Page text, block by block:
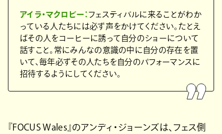
アイラ・マクロビー：フェスティバルに来ることがわか
っている人たちには必ず声をかけてください。たとえ
ばその人をコーヒーに誘って自分のショーについて
話すこと。常にみんなの意識の中に自分の存在を置
いて、毎年必ずその人たちを自分のパフォーマンスに
招待するようにしてください。
『FOCUS Wales』のアンディ・ジョーンズは、フェス側